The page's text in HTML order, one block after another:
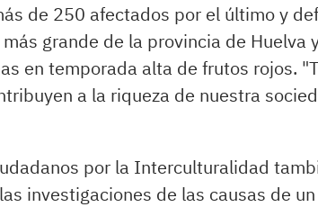
de 250 afectados por el último y
grande de la provincia de Huelva
en temporada alta de frutos rojos.
a la riqueza de nuestra
por la Interculturalidad
investigaciones de las causas de